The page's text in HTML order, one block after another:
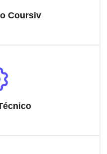
Coursiv